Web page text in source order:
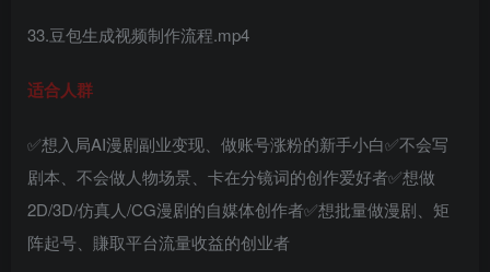
33.豆包生成视频制作流程.mp4
适合人群
✅想入局AI漫剧副业变现、做账号涨粉的新手小白✅不会写
剧本、不会做人物场景、卡在分镜词的创作爱好者✅想做
2D/3D/仿真人/CG漫剧的自媒体创作者✅想批量做漫剧、矩
阵起号、賺取平台流量收益的创业者